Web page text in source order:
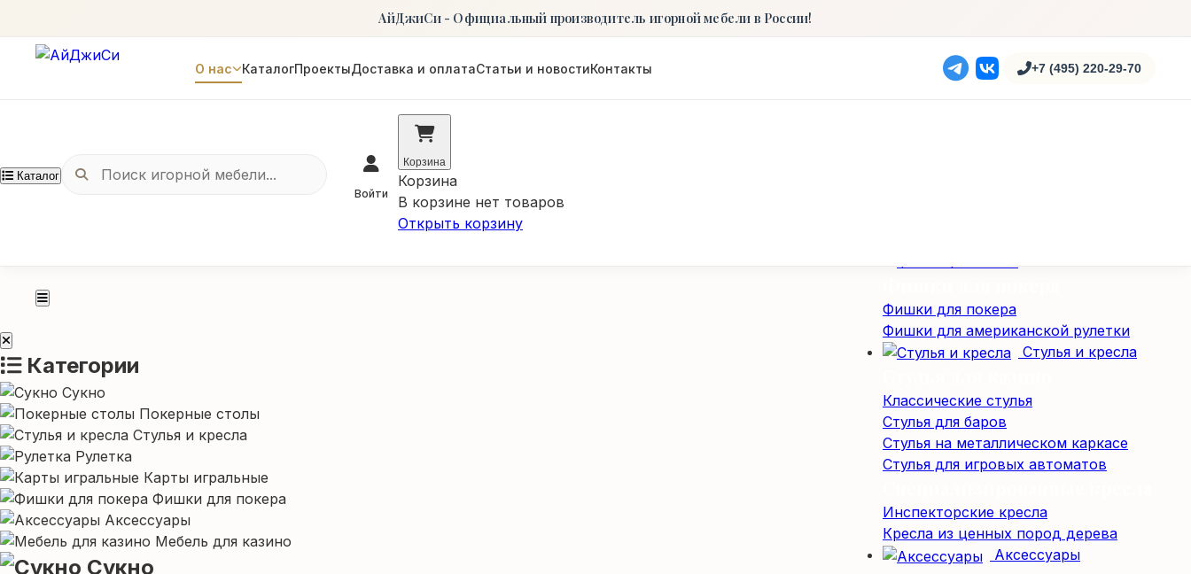
АйДжиСи - Официальный производитель игорной мебели в России!
О нас КаталогПроектыДоставка и оплатаСтатьи и новостиКонтакты +7 (495) 220-29-70
Каталог
Войти
Корзина
Корзина
В корзине нет товаров
Открыть корзину
Полупластиковые карты
Столы
Фишки для покера
Фишки для американской рулетки
Стулья и кресла
Классические стулья
Стулья для баров
Стулья на металлическом каркасе
Стулья для игровых автоматов
Инспекторские кресла
Кресла из ценных пород дерева
Аксессуары
Категории
Сукно
Покерные столы
Стулья и кресла
Рулетка
Карты игральные
Фишки для покера
Аксессуары
Мебель для казино
Сукно